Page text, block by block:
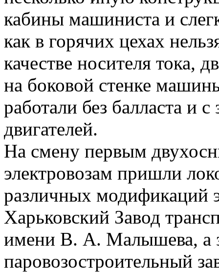
кабины машиниста и
как в горячих цехах
качестве носителя тока,
на боковой стенке
работали без балласта и
двигателей.
На смену первым
электровозам пришли
различных модификаций
Харьковский Завод
имени В. А. Малышева, а
паровозостроительный